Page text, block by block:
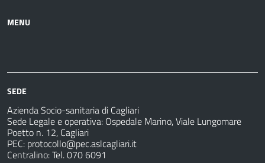
MENU
sanitarie
fare
SEDE
Azienda Socio-sanitaria di Cagliari
Sede Legale e operativa: Ospedale Marino, Viale Lungomare
Poetto n. 12, Cagliari
PEC: protocollo@pec.aslcagliari.it
Centralino: Tel. 070 6091